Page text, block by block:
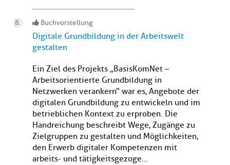
Buchvorstellung
Digitale Grundbildung in der Arbeitswelt
gestalten
Ein Ziel des Projekts „BasisKomNet –
Arbeitsorientierte Grundbildung in
Netzwerken verankern“ war es, Angebote der
digitalen Grundbildung zu entwickeln und im
betrieblichen Kontext zu erproben. Die
Handreichung beschreibt Wege, Zugänge zu
Zielgruppen zu gestalten und Möglichkeiten,
den Erwerb digitaler Kompetenzen mit
arbeits- und tätigkeitsgezoge...